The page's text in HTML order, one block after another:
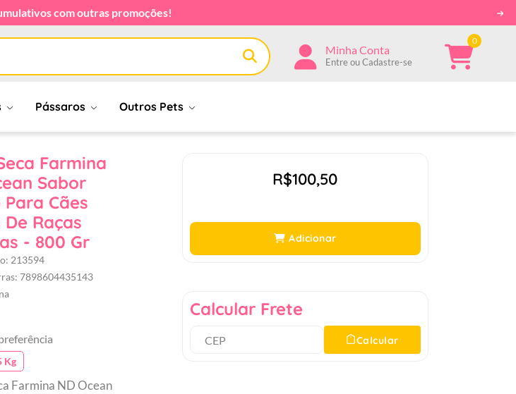
com outras promoções!
Minha Conta
Entre ou Cadastre-se
0
Pássaros Outros Pets
Farmina
Sabor
Cães
Raças
- 800 Gr
213594
7898604435143
Kg
Farmina ND Ocean
R$100,50
Adicionar
Calcular Frete
Calcular